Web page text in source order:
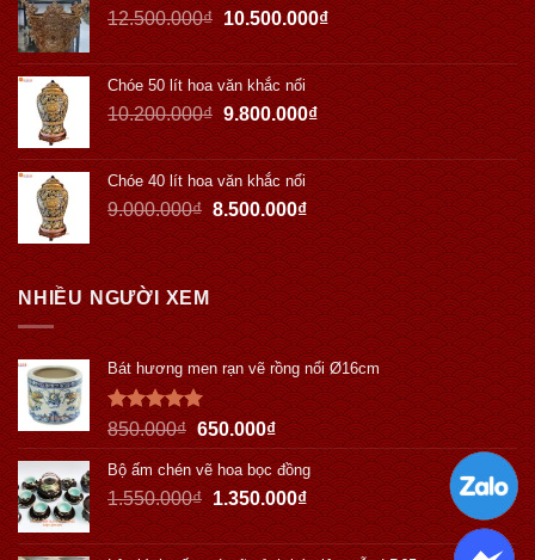
12.500.000₫ 10.500.000₫
Chóe 50 lít hoa văn khắc nổi
10.200.000₫ 9.800.000₫
Chóe 40 lít hoa văn khắc nổi
9.000.000₫ 8.500.000₫
NHIỀU NGƯỜI XEM
Bát hương men rạn vẽ rồng nổi Ø16cm
Được xếp
hạng5.00
5 sao
850.000₫ 650.000₫
Bộ ấm chén vẽ hoa bọc đồng
1.550.000₫ 1.350.000₫